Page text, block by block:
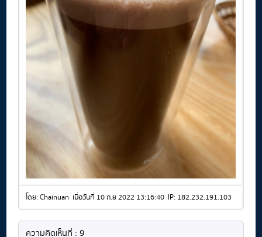
โดย: Chainuan เมื่อวันที่ 10 ก.ย 2022 13:16:40 IP: 182.232.191.103
ความคิดเห็นที่ : 9